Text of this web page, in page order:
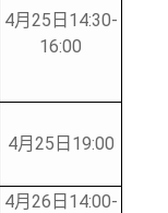
4月25日14:30-
16:00
4月25日19:00
4月26日14:00-